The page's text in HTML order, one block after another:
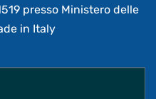
presso Ministero delle
in Italy